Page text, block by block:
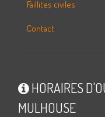
Faillites civiles
Contact
HORAIRES
MULHOUSE